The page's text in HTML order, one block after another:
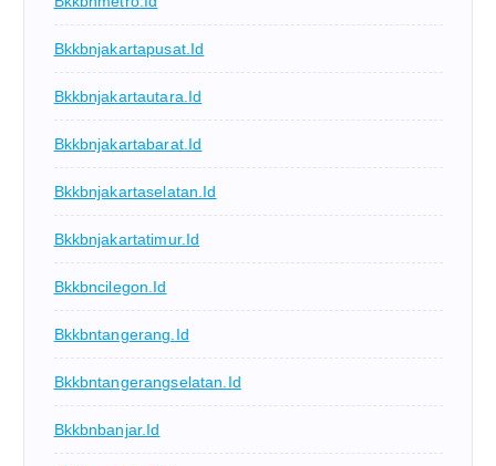
Bkkbnjakartapusat.id
Bkkbnjakartautara.id
Bkkbnjakartabarat.id
Bkkbnjakartaselatan.id
Bkkbnjakartatimur.id
Bkkbncilegon.id
Bkkbntangerang.id
Bkkbntangerangselatan.id
Bkkbnbanjar.id